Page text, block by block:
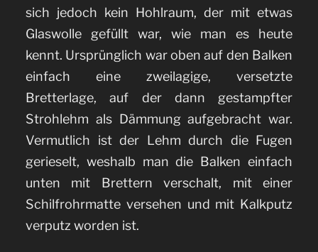
sich jedoch kein Hohlraum, der mit etwas
Glaswolle gefüllt war, wie man es heute
kennt. Ursprünglich war oben auf den Balken
einfach eine zweilagige, versetzte
Bretterlage, auf der dann gestampfter
Strohlehm als Dämmung aufgebracht war.
Vermutlich ist der Lehm durch die Fugen
gerieselt, weshalb man die Balken einfach
unten mit Brettern verschalt, mit einer
Schilfrohrmatte versehen und mit Kalkputz
verputz worden ist.